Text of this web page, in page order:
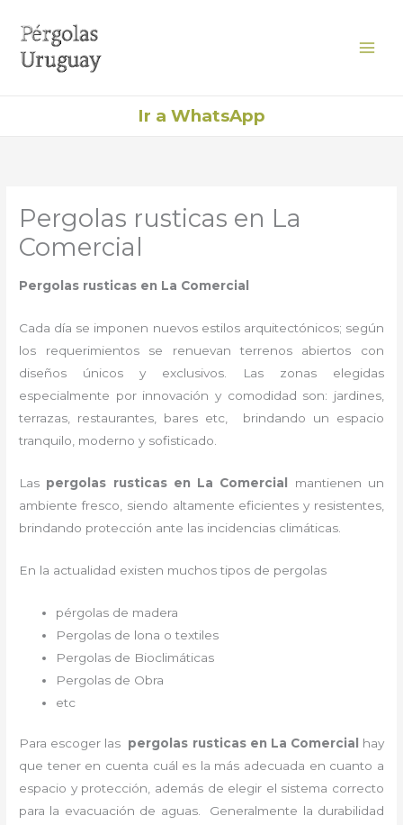
contenido
Ir a WhatsApp
Pergolas rusticas en La
Comercial
Pergolas rusticas en La Comercial
Cada día se imponen nuevos estilos arquitectónicos; según
los requerimientos se renuevan terrenos abiertos con
diseños únicos y exclusivos. Las zonas elegidas
especialmente por innovación y comodidad son: jardines,
terrazas, restaurantes, bares etc, brindando un espacio
tranquilo, moderno y sofisticado.
Las pergolas rusticas en La Comercial
mantienen un
ambiente fresco, siendo altamente eficientes y resistentes,
brindando protección ante las incidencias climáticas.
En la actualidad existen muchos tipos de pergolas
pérgolas de madera
Pergolas de lona o textiles
Pergolas de Bioclimáticas
Pergolas de Obra
etc
Para escoger las pergolas rusticas en La Comercial
hay
que tener en cuenta cuál es la más adecuada en cuanto a
espacio y protección, además de elegir el sistema correcto
para la evacuación de aguas. Generalmente la durabilidad